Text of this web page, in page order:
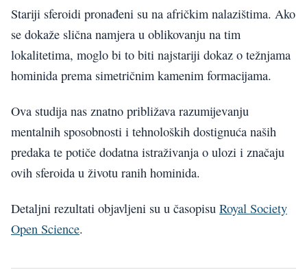
Stariji sferoidi pronađeni su na afričkim nalazištima. Ako
se dokaže slična namjera u oblikovanju na tim
lokalitetima, moglo bi to biti najstariji dokaz o težnjama
hominida prema simetričnim kamenim formacijama.
Ova studija nas znatno približava razumijevanju
mentalnih sposobnosti i tehnoloških dostignuća naših
predaka te potiče dodatna istraživanja o ulozi i značaju
ovih sferoida u životu ranih hominida.
Detaljni rezultati objavljeni su u časopisu Royal Society
Open Science.